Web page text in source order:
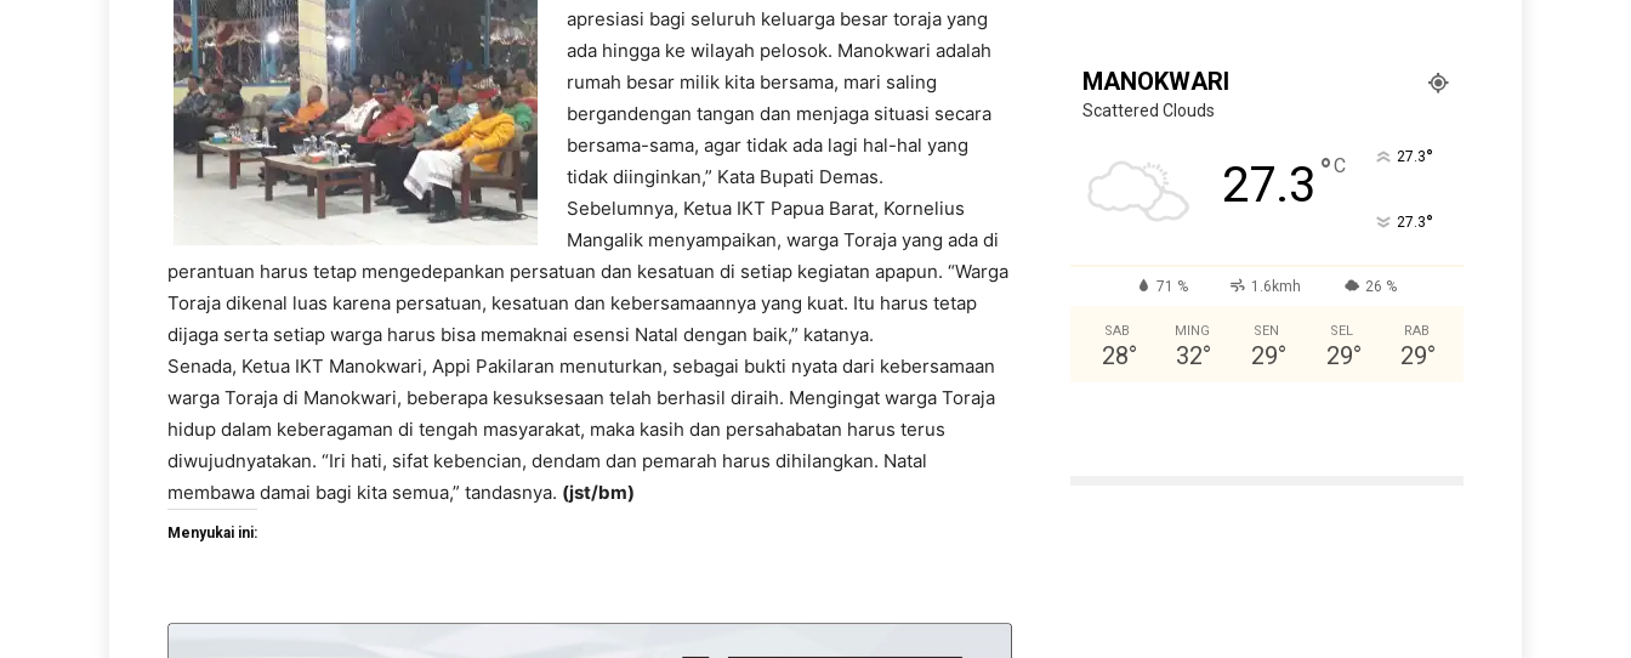
apresiasi bagi seluruh keluarga besar toraja yang
ada hingga ke wilayah pelosok. Manokwari adalah
rumah besar milik kita bersama, mari saling
bergandengan tangan dan menjaga situasi secara
bersama-sama, agar tidak ada lagi hal-hal yang
tidak diinginkan,” Kata Bupati Demas.
Sebelumnya, Ketua IKT Papua Barat, Kornelius
Mangalik menyampaikan, warga Toraja yang ada di
perantuan harus tetap mengedepankan persatuan dan kesatuan di setiap kegiatan apapun. “Warga
Toraja dikenal luas karena persatuan, kesatuan dan kebersamaannya yang kuat. Itu harus tetap
dijaga serta setiap warga harus bisa memaknai esensi Natal dengan baik,” katanya.
Senada, Ketua IKT Manokwari, Appi Pakilaran menuturkan, sebagai bukti nyata dari kebersamaan
warga Toraja di Manokwari, beberapa kesuksesaan telah berhasil diraih. Mengingat warga Toraja
hidup dalam keberagaman di tengah masyarakat, maka kasih dan persahabatan harus terus
diwujudnyatakan. “Iri hati, sifat kebencian, dendam dan pemarah harus dihilangkan. Natal
membawa damai bagi kita semua,” tandasnya. (jst/bm)
Menyukai ini:
MANOKWARI
Scattered Clouds
27.3 °C 27.3°
27.3°
71 % 1.6kmh 26 %
SAB
28°
MING
32°
SEN
29°
SEL
29°
RAB
29°